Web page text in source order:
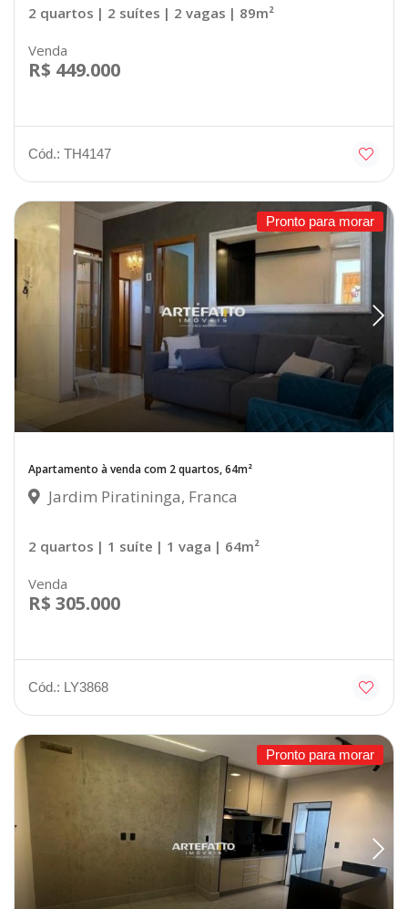
2 quartos | 2 suítes | 2 vagas | 89m²
Venda
R$ 449.000
Cód.: TH4147
Pronto para morar
Apartamento à venda com 2 quartos, 64m²
Jardim Piratininga, Franca
2 quartos | 1 suíte | 1 vaga | 64m²
Venda
R$ 305.000
Cód.: LY3868
Pronto para morar